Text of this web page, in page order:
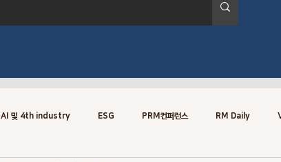
AI 및 4th industry ESG PRM컨퍼런스 RM Daily